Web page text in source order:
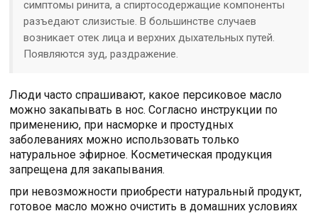
симптомы ринита, а спиртосодержащие компоненты
разъедают слизистые. В большинстве случаев
возникает отек лица и верхних дыхательных путей.
Появляются зуд, раздражение.
Люди часто спрашивают, какое персиковое масло
можно закапывать в нос. Согласно инструкции по
применению, при насморке и простудных
заболеваниях можно использовать только
натуральное эфирное. Косметическая продукция
запрещена для закапывания.
при невозможности приобрести натуральный продукт,
готовое масло можно очистить в домашних условиях